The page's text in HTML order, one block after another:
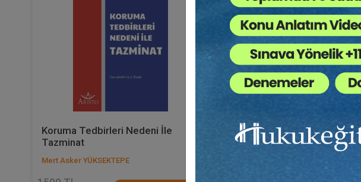
Koruma Tedbirleri Nedeni İle
Tazminat
Mert Asker YÜKSEKTEPE
Hekimin Görevi Kötüye
Suçu